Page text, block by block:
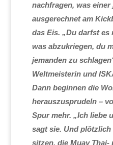
nachfragen, was einer
ausgerechnet am
das Eis. „Du darfst
was abzukriegen, du
jemanden zu
Weltmeisterin und
Dann beginnen die
herauszusprudeln –
Spur mehr. „Ich liebe
sagt sie. Und
sitzen, die Muay